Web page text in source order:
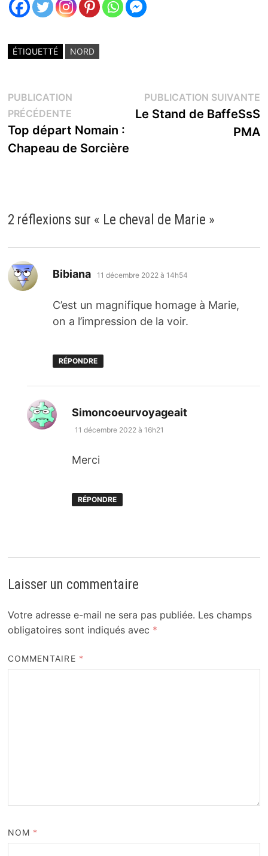
ÉTIQUETTÉ NORD
Navigation
de
l’article
PUBLICATION
PRÉCÉDENTEPublication
précédente :
Top départ Nomain :
Chapeau de Sorcière
PUBLICATION SUIVANTE
Le Stand de BaffeSsS
PMA
2 réflexions sur « Le cheval de Marie »
Bibiana dit :
11 décembre 2022 à 14h54
C’est un magnifique homage à Marie,
on a l’impression de la voir.
RÉPONDRE
Simoncoeurvoyageaitdit :
11 décembre 2022 à 16h21
Merci
RÉPONDRE
Laisser un commentaire
Votre adresse e-mail ne sera pas publiée. Les champs
obligatoires sont indiqués avec *
COMMENTAIRE *
NOM *